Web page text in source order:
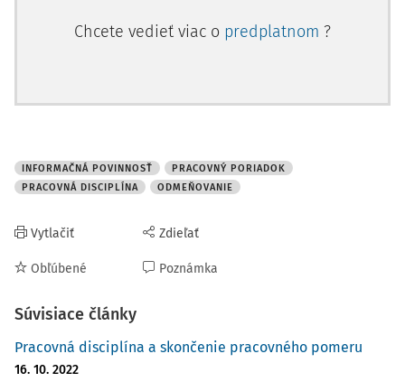
Chcete vedieť viac o predplatnom ?
INFORMAČNÁ POVINNOSŤ
PRACOVNÝ PORIADOK
PRACOVNÁ DISCIPLÍNA
ODMEŇOVANIE
Vytlačiť
Obľúbené
Zdieľať
Poznámka
Súvisiace články
Pracovná disciplína a skončenie pracovného pomeru
16. 10. 2022